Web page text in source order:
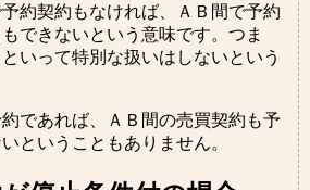
約契約もなければ、ＡＢ間で予約
できないという意味です。つま
いって特別な扱いはしないという
であれば、ＡＢ間の売買契約も予
ということもありません。